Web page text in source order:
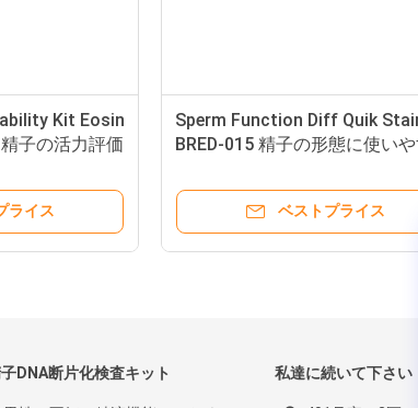
Kit Eosin
子の活力評価
ライス
Sperm Function Diff Quik
BRED-015 精子の形態に使い
ベストプライス
DNA断片化検査キット 私達に続いて下さい